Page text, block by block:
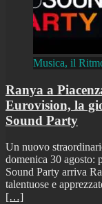
Musica, il
Ranya a
Eurovision, la
Sound Party
Un nuovo
domenica 30 agosto:
Sound Party arriva
talentuose e
[…]